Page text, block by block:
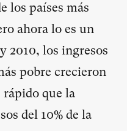
los países más
ahora lo es un
2010, los ingresos
pobre crecieron
rápido que la
del 10% de la